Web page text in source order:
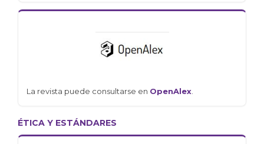
La revista puede consultarse en OpenAlex
ÉTICA Y ESTÁNDARES